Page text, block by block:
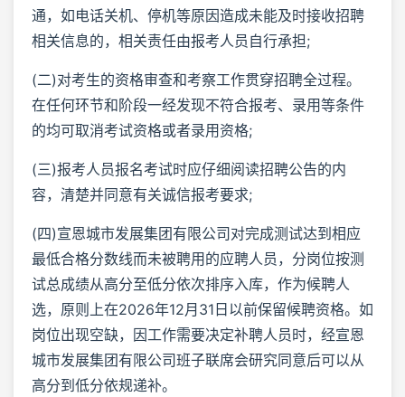
通，如电话关机、停机等原因造成未能及时接收招聘
相关信息的，相关责任由报考人员自行承担;
(二)对考生的资格审查和考察工作贯穿招聘全过程。
在任何环节和阶段一经发现不符合报考、录用等条件
的均可取消考试资格或者录用资格;
(三)报考人员报名考试时应仔细阅读招聘公告的内
容，清楚并同意有关诚信报考要求;
(四)宣恩城市发展集团有限公司对完成测试达到相应
最低合格分数线而未被聘用的应聘人员，分岗位按测
试总成绩从高分至低分依次排序入库，作为候聘人
选，原则上在2026年12月31日以前保留候聘资格。如
岗位出现空缺，因工作需要决定补聘人员时，经宣恩
城市发展集团有限公司班子联席会研究同意后可以从
高分到低分依规递补。